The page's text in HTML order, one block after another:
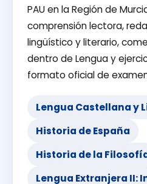
PAU en la Región de
comprensión lectora,
lingüístico y literario,
dentro de Lengua y
formato oficial de
Lengua Castellana y
Historia de España
Historia de la
Lengua Extranjera II: